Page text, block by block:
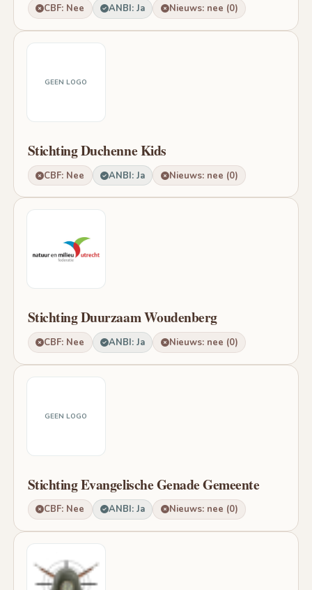
CBF: Nee ANBI: Ja Nieuws: nee (0)
GEEN LOGO
Stichting Duchenne Kids
CBF: Nee ANBI: Ja Nieuws: nee (0)
Stichting Duurzaam Woudenberg
CBF: Nee ANBI: Ja Nieuws: nee (0)
GEEN LOGO
Stichting Evangelische Genade Gemeente
CBF: Nee ANBI: Ja Nieuws: nee (0)